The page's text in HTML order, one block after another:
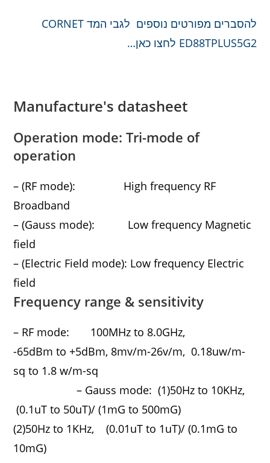
להסברים מפורטים נוספים לגבי המד CORNET
ED88TPLUS5G2 לחצו כאן…
Manufacture's datasheet
Operation mode: Tri-mode of
operation
– (RF mode): High frequency RF
Broadband
– (Gauss mode): Low frequency Magnetic
field
– (Electric Field mode): Low frequency Electric
field
Frequency range & sensitivity
– RF mode: 100MHz to 8.0GHz,
-65dBm to +5dBm, 8mv/m-26v/m, 0.18uw/m-
sq to 1.8 w/m-sq
– Gauss mode: (1)50Hz to 10KHz,
(0.1uT to 50uT)/ (1mG to 500mG)
(2)50Hz to 1KHz, (0.01uT to 1uT)/ (0.1mG to
10mG)